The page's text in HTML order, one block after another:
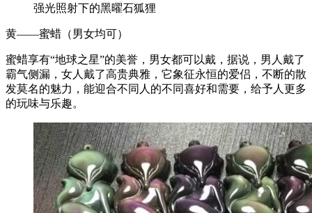
强光照射下的黑曜石狐狸
黄——蜜蜡（男女均可）
蜜蜡享有“地球之星”的美誉，男女都可以戴，据说，男人戴了
霸气侧漏，女人戴了高贵典雅，它象征永恒的爱侣，不断的散
发莫名的魅力，能迎合不同人的不同喜好和需要，给予人更多
的玩味与乐趣。